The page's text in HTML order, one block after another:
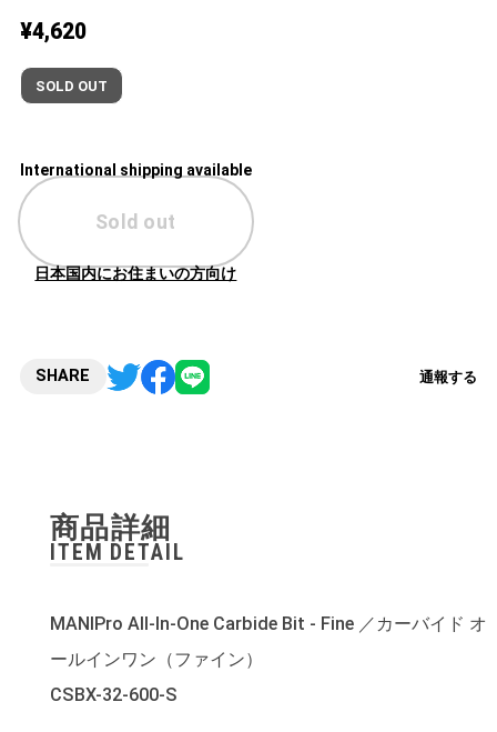
¥4,620
SOLD OUT
International shipping available
Sold out
日本国内にお住まいの方向け
SHARE 通報する
商品詳細
ITEM DETAIL
MANIPro All-In-One Carbide Bit - Fine ／カーバイド オ
ールインワン（ファイン）
CSBX-32-600-S